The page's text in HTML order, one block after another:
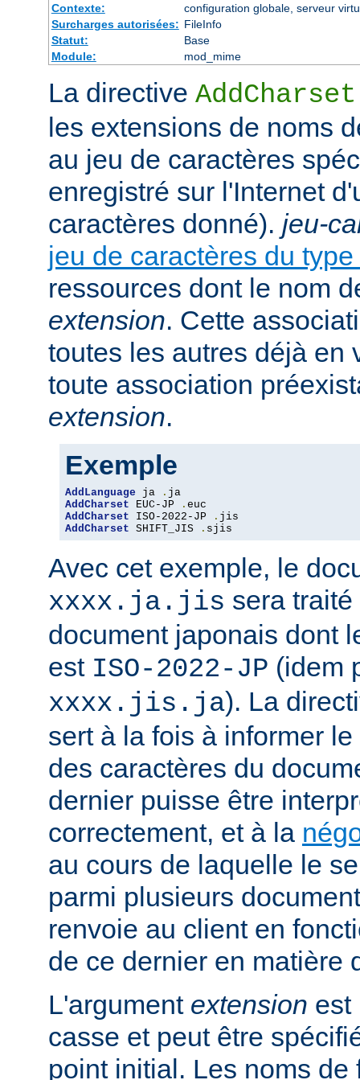
Contexte:
configuration globale, serveur
Surcharges autorisées: FileInfo
Statut:
Base
Module:
mod_mime
La directive AddCharset
les extensions de noms
au jeu de caractères
enregistré sur l'Internet
caractères donné). jeu-
jeu de caractères du
ressources dont le nom
extension. Cette
toutes les autres déjà en
toute association
extension.
Exemple
AddLanguage ja .
AddCharset EUC-JP .
AddCharset ISO-2022-JP .
AddCharset SHIFT_JIS . sjis
Avec cet exemple, le
xxxx.ja.jis sera
document japonais dont
est ISO-2022-JP (idem
xxxx.jis.ja). La
sert à la fois à informer
des caractères du
dernier puisse être
correctement, et à la
au cours de laquelle le
parmi plusieurs
renvoie au client en
de ce dernier en matière
L'argument extension est
casse et peut être
point initial. Les noms de